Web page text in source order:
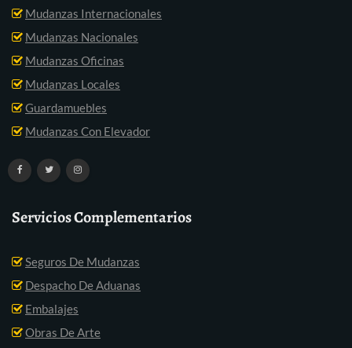
Mudanzas Internacionales
Mudanzas Nacionales
Mudanzas Oficinas
Mudanzas Locales
Guardamuebles
Mudanzas Con Elevador
Servicios Complementarios
Seguros De Mudanzas
Despacho De Aduanas
Embalajes
Obras De Arte